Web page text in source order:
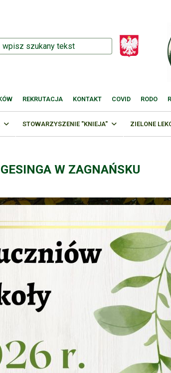
REKRUTACJA KONTAKT COVID RODO
STOWARZYSZENIE "KNIEJA" ZIELONE
W ZAGNAŃSKU